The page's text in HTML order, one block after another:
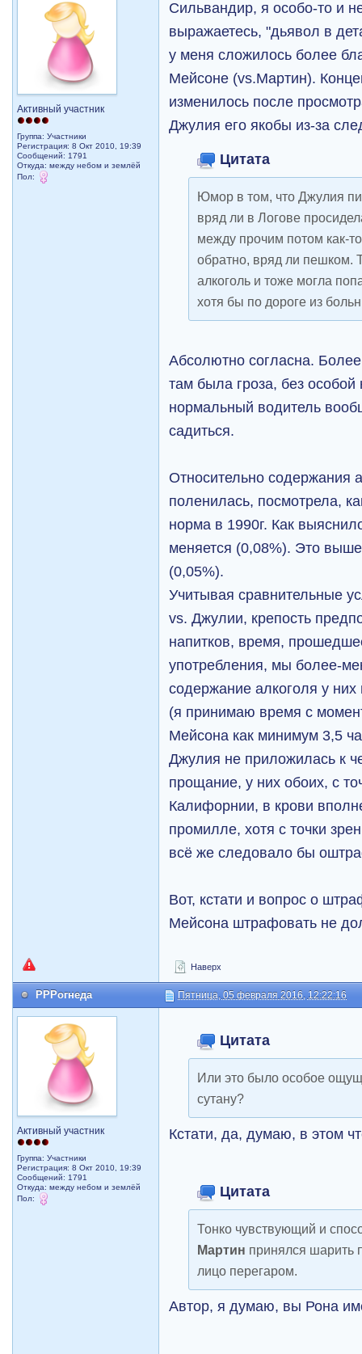
Активный участник
Группа: Участники
Регистрация: 8 Окт 2010, 19:39
Сообщений: 1791
Откуда: между небом и землёй
Пол:
Сильвандир, я особо-то и
выражаетесь, "дьявол в
у меня сложилось более
Мейсоне (vs.Мартин).
изменилось после
Джулия его якобы из-за
Цитата
Юмор в том, что Джулия
вряд ли в Логове
между прочим потом как-
обратно, вряд ли пешком.
алкоголь и тоже могла
хотя бы по дороге из
Абсолютно согласна.
там была гроза, без
нормальный водитель
садиться.
Относительно содержания
поленилась, посмотрела,
норма в 1990г. Как
меняется (0,08%). Это
(0,05%).
Учитывая сравнительные
vs. Джулии, крепость
напитков, время,
употребления, мы более-
содержание алкоголя у
(я принимаю время с
Мейсона как минимум 3,5
Джулия не приложилась к
прощание, у них обоих, с
Калифорнии, в крови
промилле, хотя с точки
всё же следовало бы
Вот, кстати и вопрос о
Мейсона штрафовать не
Наверх
РРРогнеда Пятница, 05 февраля 2016, 12:22:16
Активный участник
Группа: Участники
Регистрация: 8 Окт 2010, 19:39
Сообщений: 1791
Откуда: между небом и землёй
Пол:
Цитата
Или это было особое
сутану?
Кстати, да, думаю, в этом
Цитата
Тонко чувствующий и
Мартин принялся шарить
лицо перегаром.
Автор, я думаю, вы Рона